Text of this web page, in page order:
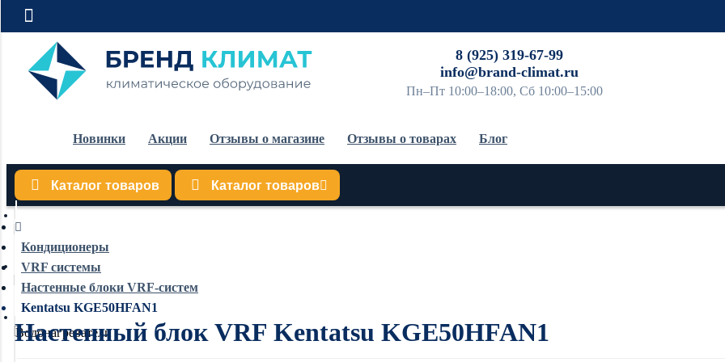
8 (925) 319-67-99
info@brand-climat.ru
Пн–Пт 10:00–18:00, Сб 10:00–15:00
Новинки Акции Отзывы о магазине Отзывы о товарах Блог
Каталог товаров Каталог товаров
Кондиционеры
Обогреватели
Водонагреватели
Кондиционеры
VRF системы
Настенные блоки VRF-систем
Kentatsu KGE50HFAN1
Настенный блок VRF Kentatsu KGE50HFAN1